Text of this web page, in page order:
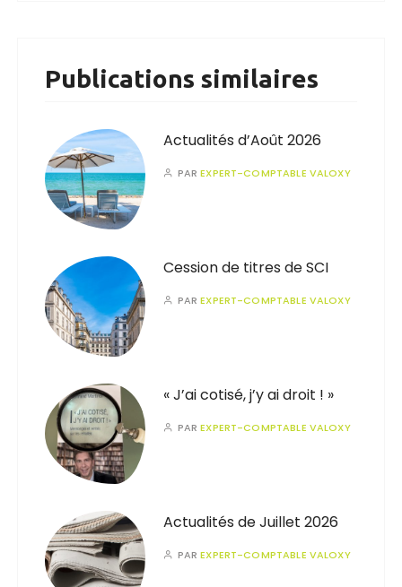
Publications similaires
Actualités d’Août 2026
PAREXPERT-COMPTABLE VALOXY
Cession de titres de SCI
PAREXPERT-COMPTABLE VALOXY
« J’ai cotisé, j’y ai droit ! »
PAREXPERT-COMPTABLE VALOXY
Actualités de Juillet 2026
PAREXPERT-COMPTABLE VALOXY